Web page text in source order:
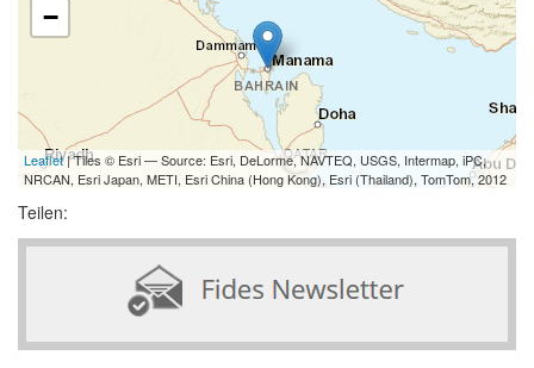
−
Leaflet| Tiles © Esri — Source: Esri, DeLorme, NAVTEQ, USGS, Intermap, iPC,
NRCAN, Esri Japan, METI, Esri China (Hong Kong), Esri (Thailand), TomTom, 2012
Teilen: